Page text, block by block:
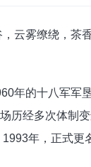
云雾缭绕，茶
年的十八军军
历经多次体制
年，正式更